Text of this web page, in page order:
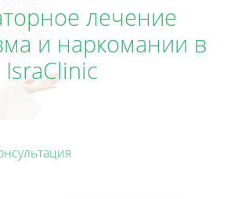
лечение
и наркомании в
IsraClinic